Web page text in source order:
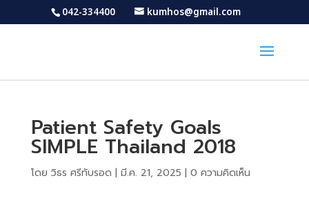
042-334400 kumhos@gmail.com
Patient Safety Goals
SIMPLE Thailand 2018
โดย วิธร ศรีทับรอด | มี.ค. 21, 2025 | 0 ความคิดเห็น